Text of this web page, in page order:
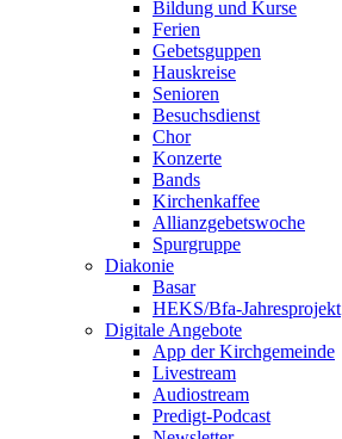
Bildung und Kurse
Ferien
Gebetsguppen
Hauskreise
Senioren
Besuchsdienst
Chor
Konzerte
Bands
Kirchenkaffee
Allianzgebetswoche
Spurgruppe
Diakonie
Basar
HEKS/Bfa-Jahresprojekt
Digitale Angebote
App der Kirchgemeinde
Livestream
Audiostream
Predigt-Podcast